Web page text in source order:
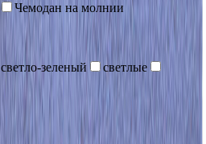
Чемодан на молнии
светло-зеленый
светлые